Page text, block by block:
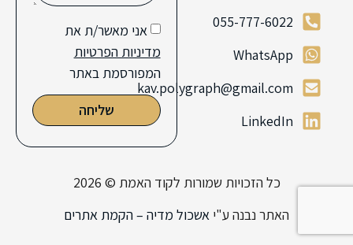
055-777-6022
WhatsApp
kav.polygraph@gmail.com
LinkedIn
אני מאשר/ת את
מדיניות הפרטיות
המפורסמת באתר
שליחה
כל הזכויות שמורות לקוד האמת © 2026
האתר נבנה ע"י אשכול מדיה – הקמת אתרים